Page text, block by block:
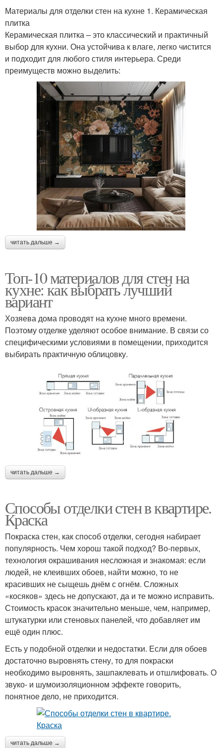
Материалы для отделки стен на кухне 1. Керамическая
плитка
Керамическая плитка – это классический и практичный
выбор для кухни. Она устойчива к влаге, легко чистится
и подходит для любого стиля интерьера. Среди
преимуществ можно выделить:
читать дальше →
Топ-10 материалов для стен на
кухне: как выбрать лучший
вариант
Хозяева дома проводят на кухне много времени.
Поэтому отделке уделяют особое внимание. В связи со
специфическими условиями в помещении, приходится
выбирать практичную облицовку.
читать дальше →
Способы отделки стен в квартире.
Краска
Покраска стен, как способ отделки, сегодня набирает
популярность. Чем хорош такой подход? Во-первых,
технология окрашивания несложная и знакомая: если
людей, не клеивших обоев, найти можно, то не
красивших не сыщешь днём с огнём. Сложных
«косяков» здесь не допускают, да и те можно исправить.
Стоимость красок значительно меньше, чем, например,
штукатурки или стеновых панелей, что добавляет им
ещё один плюс.
Есть у подобной отделки и недостатки. Если для обоев
достаточно выровнять стену, то для покраски
необходимо выровнять, зашпаклевать и отшлифовать. О
звуко- и шумоизоляционном эффекте говорить,
понятное дело, не приходится.
читать дальше →